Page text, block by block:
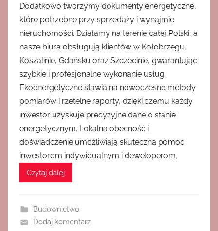
Dodatkowo tworzymy dokumenty energetyczne,
które potrzebne przy sprzedaży i wynajmie
nieruchomości. Działamy na terenie całej Polski, a
nasze biura obsługują klientów w Kołobrzegu,
Koszalinie, Gdańsku oraz Szczecinie, gwarantując
szybkie i profesjonalne wykonanie usług.
Ekoenergetyczne stawia na nowoczesne metody
pomiarów i rzetelne raporty, dzięki czemu każdy
inwestor uzyskuje precyzyjne dane o stanie
energetycznym. Lokalna obecność i
doświadczenie umożliwiają skuteczną pomoc
inwestorom indywidualnym i deweloperom.
Czytaj dalej
Budownictwo
Dodaj komentarz